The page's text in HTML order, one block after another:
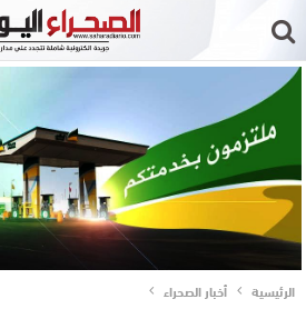
الرئيسية أخبار الصحراء